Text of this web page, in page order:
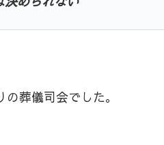
葬儀司会でした。